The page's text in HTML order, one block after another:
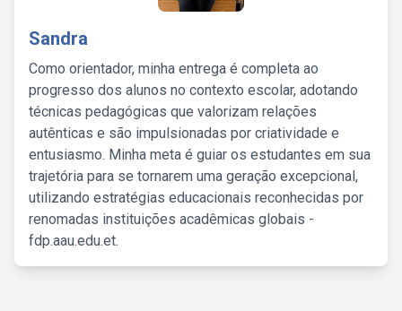
Sandra
Como orientador, minha entrega é completa ao
progresso dos alunos no contexto escolar, adotando
técnicas pedagógicas que valorizam relações
autênticas e são impulsionadas por criatividade e
entusiasmo. Minha meta é guiar os estudantes em sua
trajetória para se tornarem uma geração excepcional,
utilizando estratégias educacionais reconhecidas por
renomadas instituições acadêmicas globais -
fdp.aau.edu.et.